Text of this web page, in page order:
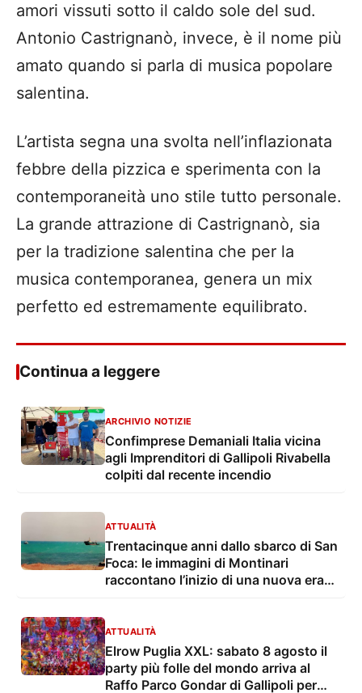
amori vissuti sotto il caldo sole del sud.
Antonio Castrignanò, invece, è il nome più
amato quando si parla di musica popolare
salentina.
L’artista segna una svolta nell’inflazionata
febbre della pizzica e sperimenta con la
contemporaneità uno stile tutto personale.
La grande attrazione di Castrignanò, sia
per la tradizione salentina che per la
musica contemporanea, genera un mix
perfetto ed estremamente equilibrato.
Continua a leggere
ARCHIVIO NOTIZIE
Confimprese Demaniali Italia vicina
agli Imprenditori di Gallipoli Rivabella
colpiti dal recente incendio
ATTUALITÀ
Trentacinque anni dallo sbarco di San
Foca: le immagini di Montinari
raccontano l’inizio di una nuova era
ATTUALITÀ
Elrow Puglia XXL: sabato 8 agosto il
party più folle del mondo arriva al
Raffo Parco Gondar di Gallipoli per